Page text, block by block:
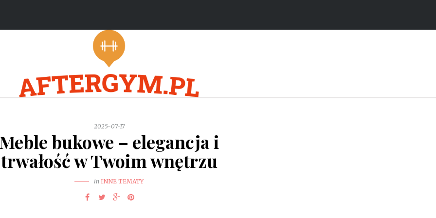
2025-07-17
Meble bukowe – elegancja i
trwałość w Twoim wnętrzu
in INNE TEMATY